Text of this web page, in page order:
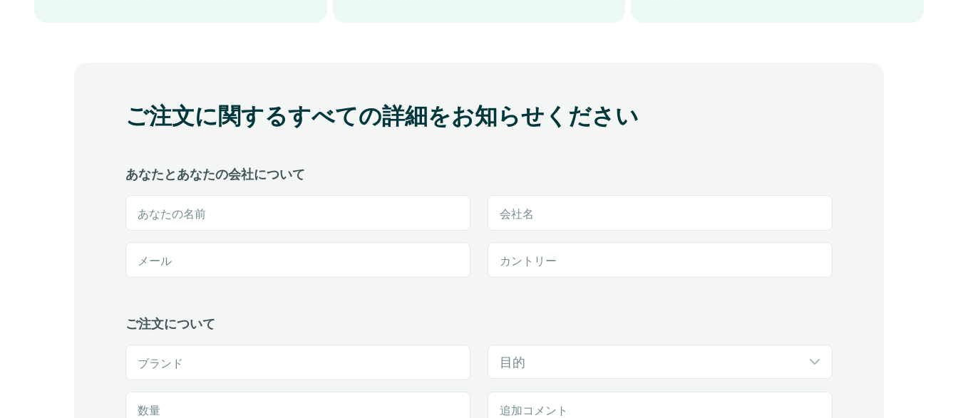
ご注文に関するすべての詳細をお知らせください
あなたとあなたの会社について
あなたの名前 会社名
メール カントリー
ご注文について
ブランド 目的
数量 追加コメント